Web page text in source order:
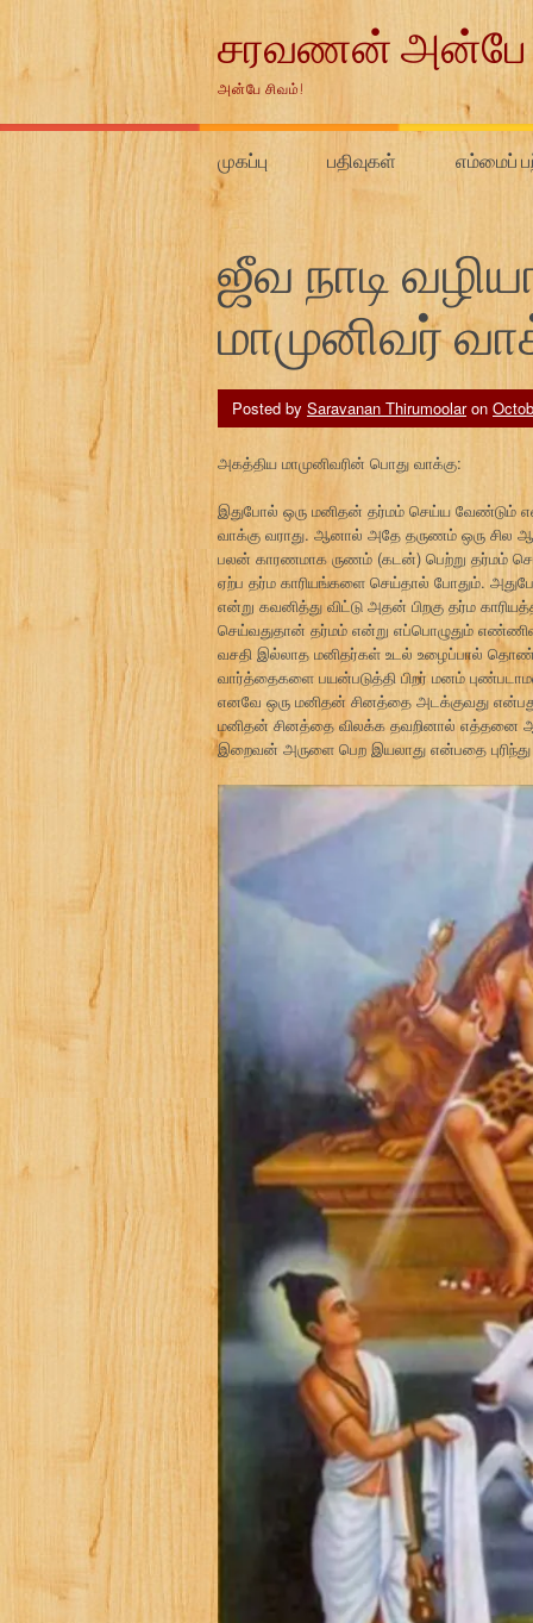
சரவணன் அன்பே
அன்பே சிவம்!
முகப்பு பதிவுகள் எம்மைப்
ஜீவ நாடி
மாமுனிவர்
Posted by Saravanan Thirumoolaron
அகத்திய மாமுனிவரின் பொது வாக்கு:
இதுபோல் ஒரு மனிதன் தர்மம் செய்ய வேண்டும்
வாக்கு வராது. ஆனால் அதே தருணம் ஒரு சில
பலன் காரணமாக ருணம் (கடன்) பெற்று தர்மம்
ஏற்ப தர்ம காரியங்களை செய்தால் போதும்.
என்று கவனித்து விட்டு அதன் பிறகு தர்ம
செய்வதுதான் தர்மம் என்று எப்பொழுதும்
வசதி இல்லாத மனிதர்கள் உடல் உழைப்பால்
வார்த்தைகளை பயன்படுத்தி பிறர் மனம்
எனவே ஒரு மனிதன் சினத்தை அடக்குவது
மனிதன் சினத்தை விலக்க தவறினால் எத்தனை
இறைவன் அருளை பெற இயலாது என்பதை